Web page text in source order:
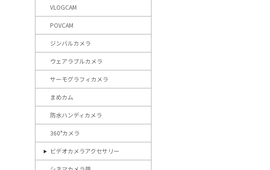
VLOGCAM
POVCAM
ジンバルカメラ
ウェアラブルカメラ
サーモグラフィカメラ
まめカム
防水ハンディカメラ
360°カメラ
ビデオカメラアクセサリー